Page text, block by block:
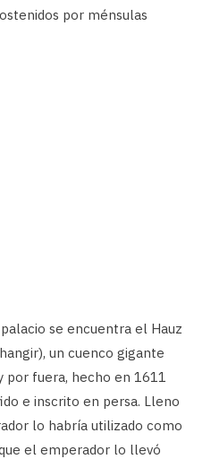
por ménsulas
se encuentra el Hauz
un cuenco gigante
por fuera, hecho en 1611
e inscrito en persa. Lleno
lo habría utilizado como
el emperador lo llevó